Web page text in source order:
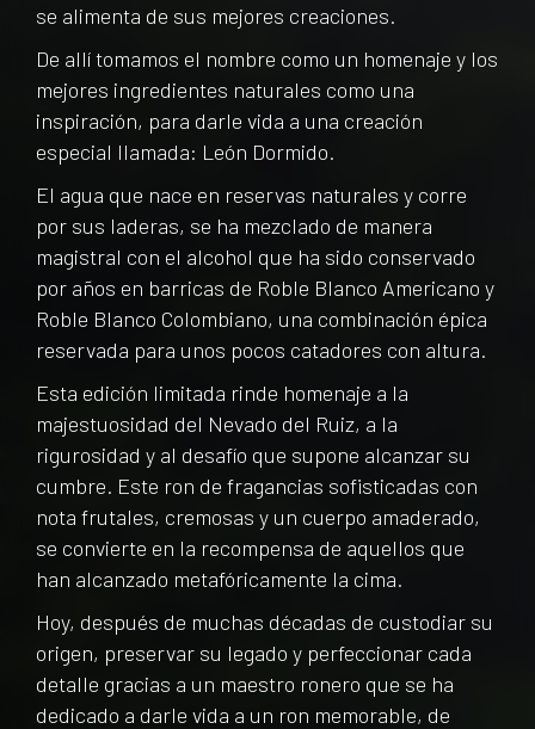
se alimenta de sus mejores creaciones.
De allí tomamos el nombre como un homenaje y los
mejores ingredientes naturales como una
inspiración, para darle vida a una creación
especial llamada: León Dormido.
El agua que nace en reservas naturales y corre
por sus laderas, se ha mezclado de manera
magistral con el alcohol que ha sido conservado
por años en barricas de Roble Blanco Americano y
Roble Blanco Colombiano, una combinación épica
reservada para unos pocos catadores con altura.
Esta edición limitada rinde homenaje a la
majestuosidad del Nevado del Ruiz, a la
rigurosidad y al desafío que supone alcanzar su
cumbre. Este ron de fragancias sofisticadas con
nota frutales, cremosas y un cuerpo amaderado,
se convierte en la recompensa de aquellos que
han alcanzado metafóricamente la cima.
Hoy, después de muchas décadas de custodiar su
origen, preservar su legado y perfeccionar cada
detalle gracias a un maestro ronero que se ha
dedicado a darle vida a un ron memorable, de